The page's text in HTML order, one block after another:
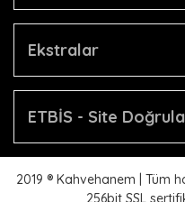
Ekstralar
ETBİS - Site
2019 ® Kahvehanem | Tüm
256bit SSL